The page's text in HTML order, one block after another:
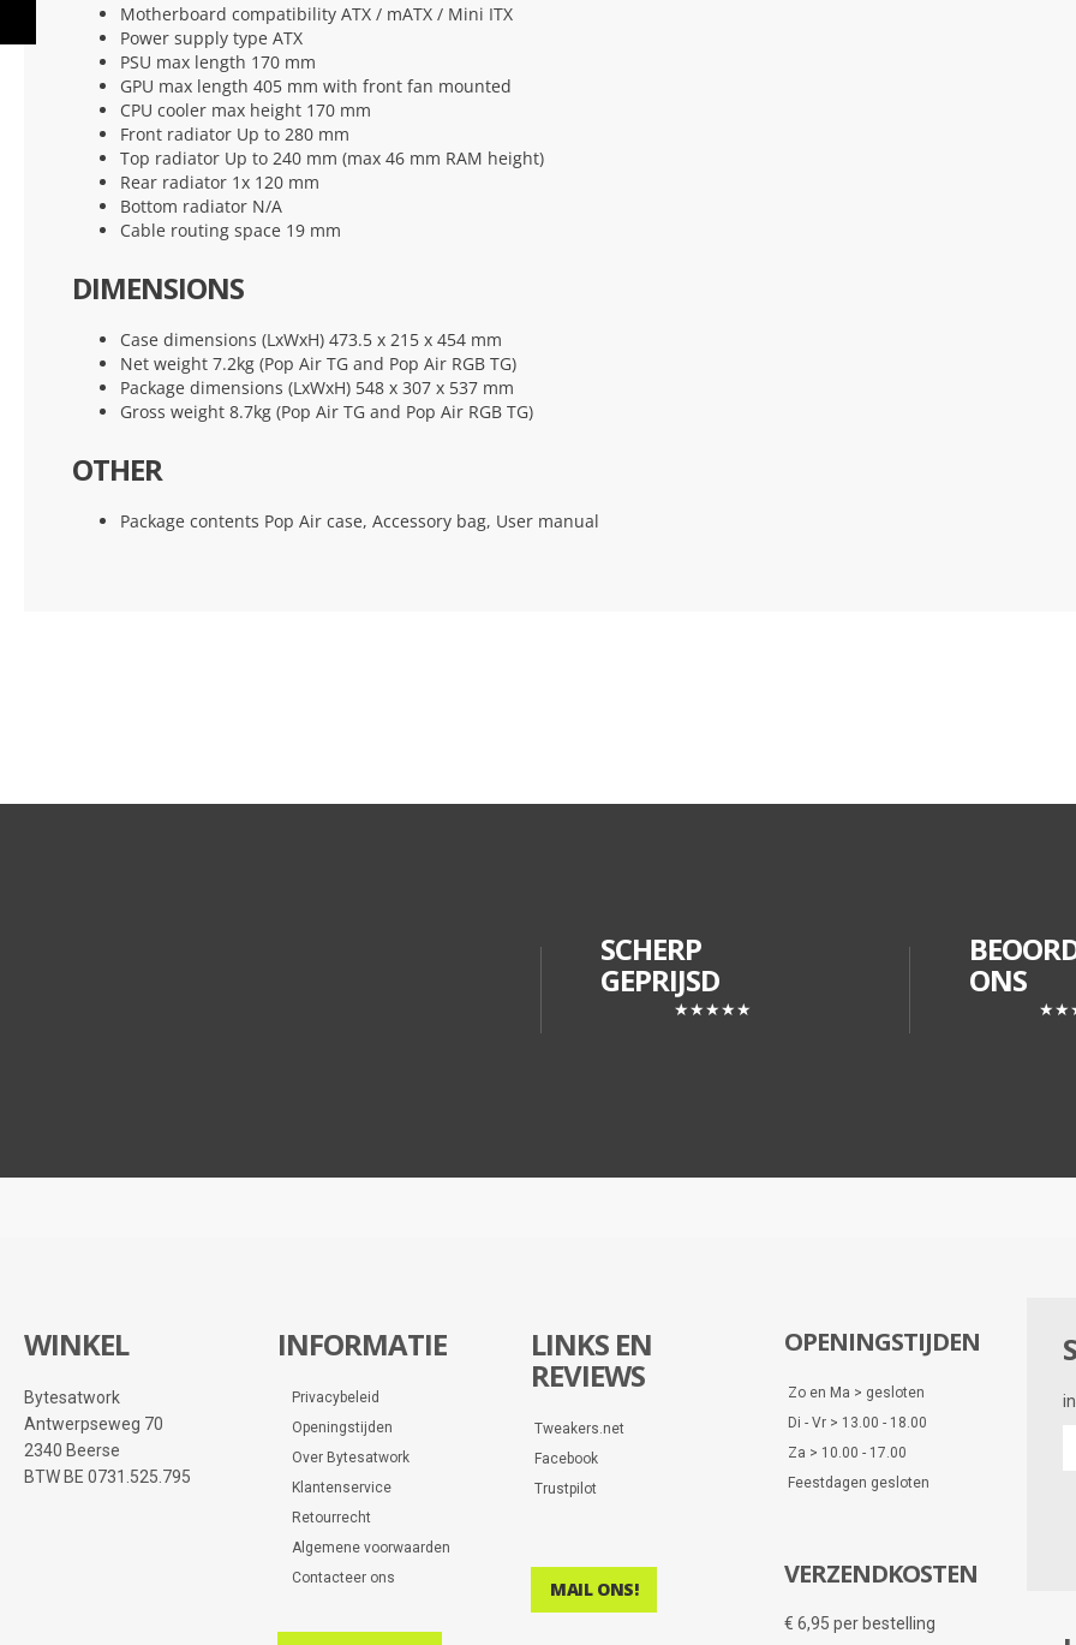
Motherboard compatibility ATX / mATX / Mini ITX
Power supply type ATX
PSU max length 170 mm
GPU max length 405 mm with front fan mounted
CPU cooler max height 170 mm
Front radiator Up to 280 mm
Top radiator Up to 240 mm (max 46 mm RAM height)
Rear radiator 1x 120 mm
Bottom radiator N/A
Cable routing space 19 mm
DIMENSIONS
Case dimensions (LxWxH) 473.5 x 215 x 454 mm
Net weight 7.2kg (Pop Air TG and Pop Air RGB TG)
Package dimensions (LxWxH) 548 x 307 x 537 mm
Gross weight 8.7kg (Pop Air TG and Pop Air RGB TG)
OTHER
Package contents Pop Air case, Accessory bag, User manual
SCHERP
GEPRIJSD
★★★★★
ONS
WINKEL
Bytesatwork
Antwerpseweg 70
2340 Beerse
BTW BE 0731.525.795
INFORMATIE
Privacybeleid
Openingstijden
Over Bytesatwork
Klantenservice
Retourrecht
Algemene voorwaarden
Contacteer ons
LINKS EN
REVIEWS
Tweakers.net
Facebook
Trustpilot
MAIL ONS!
OPENINGSTIJDEN
Zo en Ma > gesloten
Di - Vr > 13.00 - 18.00
Za > 10.00 - 17.00
Feestdagen gesloten
VERZENDKOSTEN
€ 6,95 per bestelling